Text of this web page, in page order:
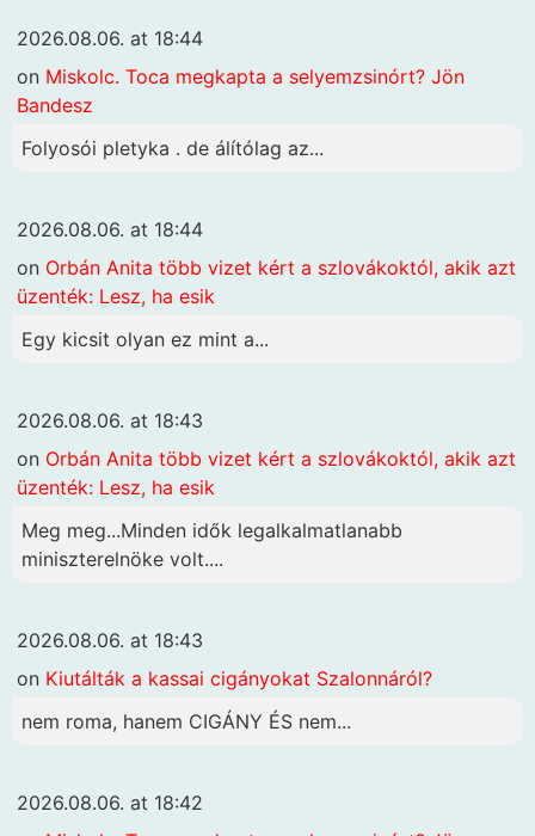
2026.08.06. at 18:44
on Miskolc. Toca megkapta a selyemzsinórt? Jön
Bandesz
Folyosói pletyka . de álítólag az...
2026.08.06. at 18:44
on Orbán Anita több vizet kért a szlovákoktól, akik azt
üzenték: Lesz, ha esik
Egy kicsit olyan ez mint a...
2026.08.06. at 18:43
on Orbán Anita több vizet kért a szlovákoktól, akik azt
üzenték: Lesz, ha esik
Meg meg...Minden idők legalkalmatlanabb
miniszterelnöke volt....
2026.08.06. at 18:43
on Kiutálták a kassai cigányokat Szalonnáról?
nem roma, hanem CIGÁNY ÉS nem...
2026.08.06. at 18:42